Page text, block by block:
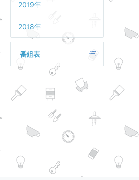
2019年
2018年
番組表